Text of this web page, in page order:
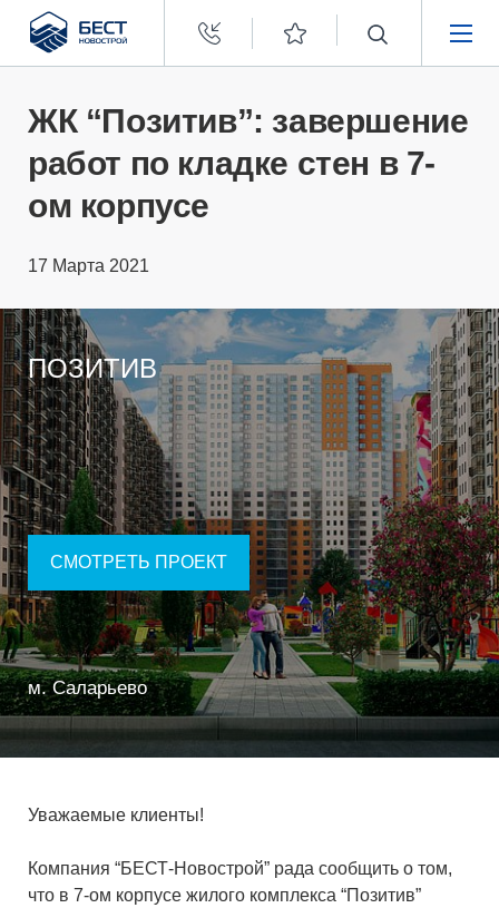
Бест
Новострой
ПОКУПАТЕЛЯМ
ЗАСТРОЙЩИКАМ
ЖК “Позитив”: завершение
работ по кладке стен в 7-
ом корпусе
17 Марта 2021
ПОЗИТИВ
СМОТРЕТЬ ПРОЕКТ
м. Саларьево
Уважаемые клиенты!
Компания “БЕСТ-Новострой” рада сообщить о том,
что в 7-ом корпусе жилого комплекса “Позитив”